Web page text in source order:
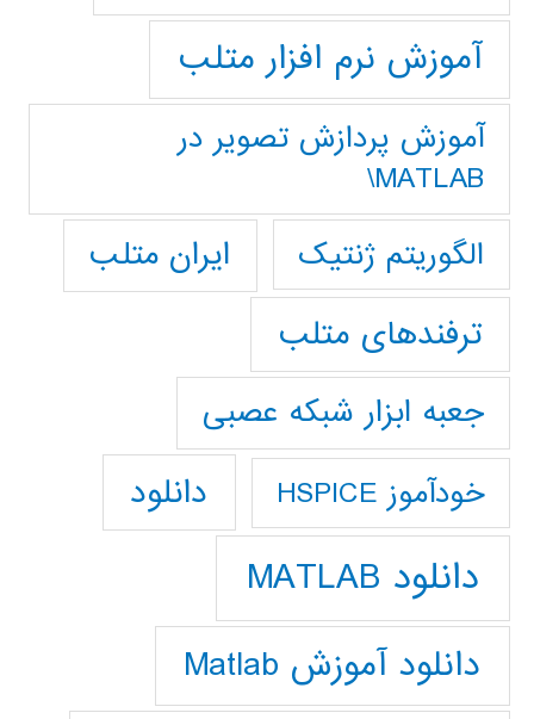
آموزش نرم افزار متلب
آموزش پردازش تصوير در
MATLAB\
الگوریتم ژنتیک
ایران متلب
ترفندهای متلب
جعبه ابزار شبکه عصبی
خودآموز HSPICE دانلود
دانلود MATLAB
دانلود آموزش Matlab